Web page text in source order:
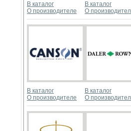
В каталог
О производителе
В каталог
О
В каталог
О производителе
В каталог
О